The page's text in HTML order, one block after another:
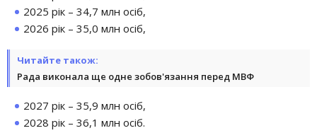
2025 рік – 34,7 млн осіб,
2026 рік – 35,0 млн осіб,
Читайте також:
Рада виконала ще одне зобов'язання перед МВФ
2027 рік – 35,9 млн осіб,
2028 рік – 36,1 млн осіб.